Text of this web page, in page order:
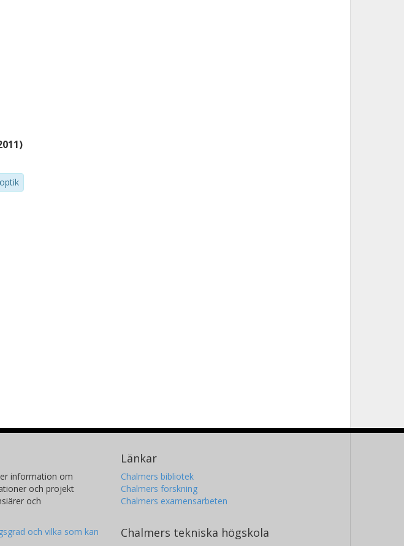
information om
och projekt
och
och vilka som kan
Länkar
Chalmers bibliotek
Chalmers forskning
Chalmers examensarbeten
Chalmers tekniska högskola